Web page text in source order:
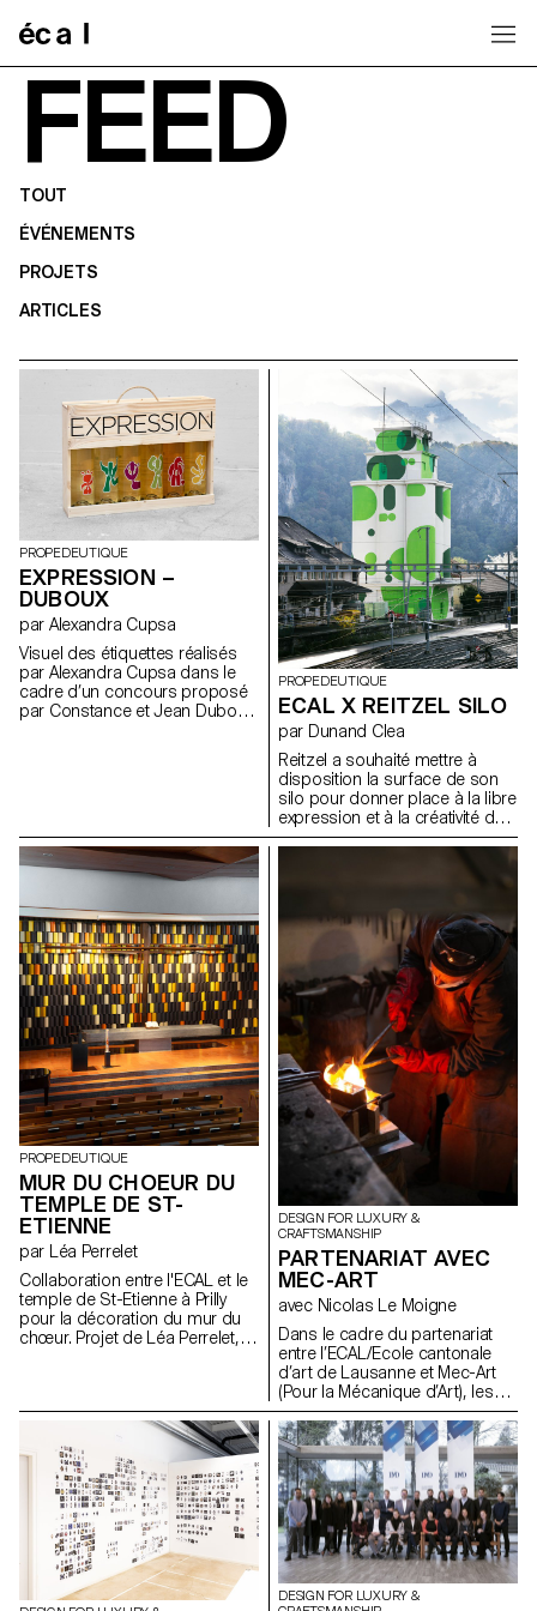
FEED
TOUT
ÉVÉNEMENTS
PROJETS
ARTICLES
PROPEDEUTIQUE
EXPRESSION –
DUBOUX
par Alexandra Cupsa
Visuel des étiquettes réalisés
par Alexandra Cupsa dans le
cadre d’un concours proposé
par Constance et Jean Duboux
PROPEDEUTIQUE
ECAL X REITZEL SILO
par Dunand Clea
Reitzel a souhaité mettre à
disposition la surface de son
silo pour donner place à la libre
expression et à la créativité de
jeunes artistes. Dans ce but, un
concours a été réalisé et le
transformant le silo industriel en
toile artistique. Réalisation des
peintures: Yoanys Andino Diaz
et son équipe
PROPEDEUTIQUE
MUR DU CHOEUR DU
TEMPLE DE ST-
ETIENNE
par Léa Perrelet
Collaboration entre l'ECAL et le
temple de St-Etienne à Prilly
pour la décoration du mur du
chœur. Projet de Léa Perrelet,
colorées en métal par Metal-
DESIGN FOR LUXURY &
CRAFTSMANSHIP
PARTENARIAT AVEC
MEC-ART
avec Nicolas Le Moigne
Dans le cadre du partenariat
entre l’ECAL/Ecole cantonale
d’art de Lausanne et Mec-Art
(Pour la Mécanique d’Art), les
étudiants du Master in Design
for Luxury & Craftsmanship ont
chaque année l’opportunité de
visiter les manufactures et
rencontrer les artisans basés
dans la ville de Sainte-Croix.
Cette région de l’arc jurassien
franco-suisse regroupe de très
nombreux savoir-faire en
mécanique horlogère et
mécanique d’art fait désormais
DESIGN FOR LUXURY &